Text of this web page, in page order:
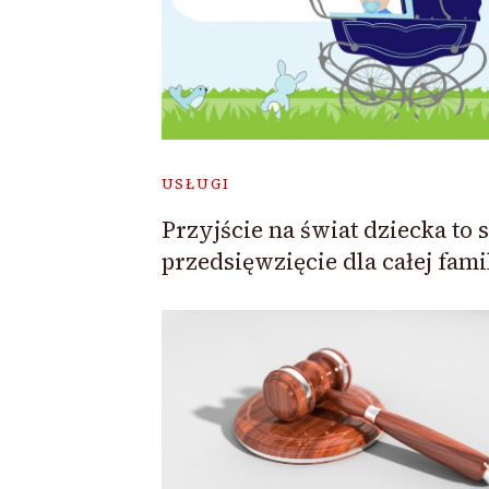
USŁUGI
Przyjście na świat dziecka to
przedsięwzięcie dla całej